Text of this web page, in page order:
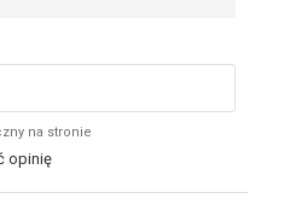
na stronie
opinię